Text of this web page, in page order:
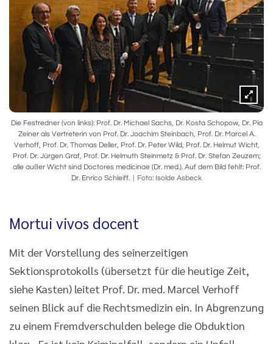
Die Festredner (von links): Prof. Dr. Michael Sachs, Dr. Kosta Schopow, Dr. Pia
Zeiner als Vertreterin von Prof. Dr. Joachim Steinbach, Prof. Dr. Marcel A.
Verhoff, Prof. Dr. Thomas Deller, Prof. Dr. Peter Wild, Prof. Dr. Helmut Wicht,
Prof. Dr. Jürgen Graf, Prof. Dr. Helmuth Steinmetz & Prof. Dr. Stefan Zeuzem;
alle außer Wicht sind Doctores medicinae (Dr. med.). Auf dem Bild fehlt: Prof.
Dr. Enrico Schleiff.
Foto: Isolde Asbeck
Mortui vivos docent
Mit der Vorstellung des seinerzeitigen
Sektionsprotokolls (übersetzt für die heutige Zeit,
siehe Kasten) leitet Prof. Dr. med. Marcel Verhoff
seinen Blick auf die Rechtsmedizin ein. In Abgrenzung
zu einem Fremdverschulden belege die Obduktion